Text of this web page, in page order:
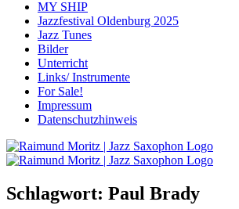
MY SHIP
Jazzfestival Oldenburg 2025
Jazz Tunes
Bilder
Unterricht
Links/ Instrumente
For Sale!
Impressum
Datenschutzhinweis
Schlagwort: Paul Brady